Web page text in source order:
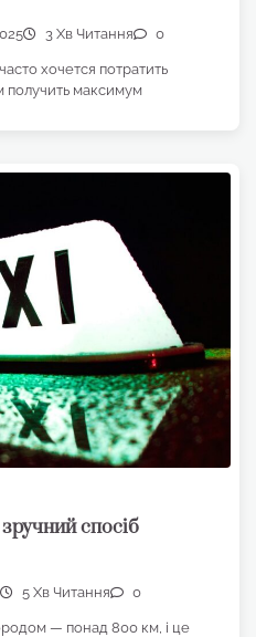
3 Хв Читання 0
хочется потратить
получить максимум
спосіб
5 Хв Читання 0
— понад 800 км, і це